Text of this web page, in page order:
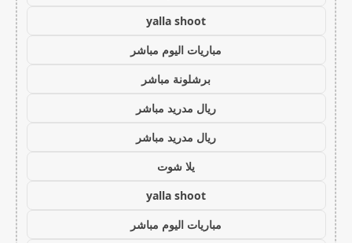
yalla shoot
مباريات اليوم مباشر
برشلونة مباشر
ريال مدريد مباشر
ريال مدريد مباشر
يلا شوت
yalla shoot
مباريات اليوم مباشر